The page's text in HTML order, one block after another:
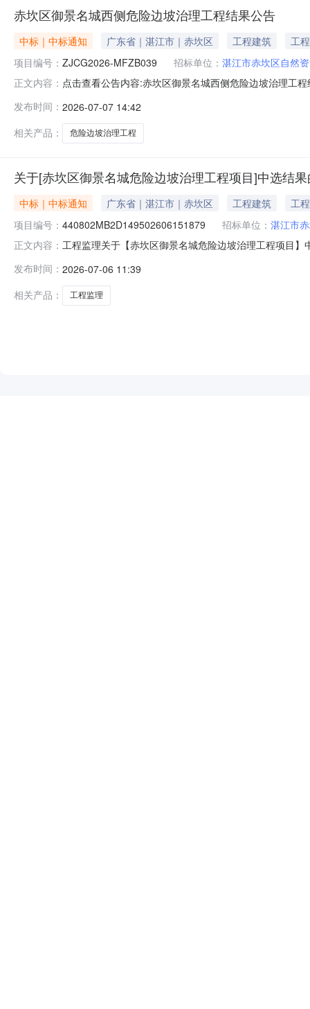
赤坎区御景名城西侧危险边坡治理工程结果公告
中标｜中标通知 广东省｜湛江市｜赤坎区 工程建筑
工程
项目编号： ZJCG2026-MFZB039 招标单位： 湛江市赤坎区自然
正文内容： 点击查看公告内容:赤坎区御景名城西侧危险边坡治理工
发布时间： 2026-07-07 14:42
相关产品：
危险边坡治理工程
关于[赤坎区御景名城危险边坡治理工程项目]中选结
中标｜中标通知 广东省｜湛江市｜赤坎区 工程建筑
工程
项目编号： 440802MB2D149502606151879 招标单位： 湛江市
正文内容： 工程监理关于【赤坎区御景名城危险边坡治理工程项目
目编码：440802MB2D149502606151879选取中介时间
发布时间： 2026-07-06 11:39
相关产品：
工程监理